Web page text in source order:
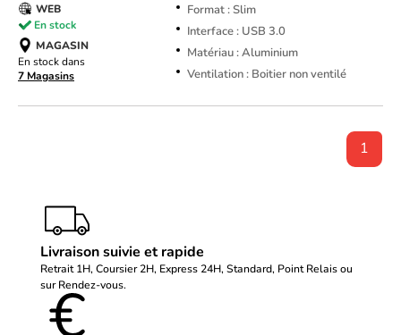
Format : Slim
Interface : USB 3.0
Matériau : Aluminium
Ventilation : Boitier non ventilé
WEB
En stock
MAGASIN
En stock dans
7 Magasins
1
Livraison suivie et rapide
Retrait 1H, Coursier 2H, Express 24H, Standard, Point Relais ou
sur Rendez-vous.